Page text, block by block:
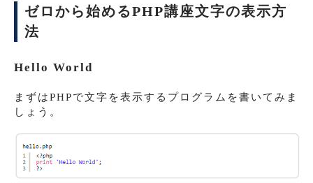
ゼロから始めるPHP講座文字の表示方
法
Hello World
まずはPHPで文字を表示するプログラムを書いてみま
しょう。